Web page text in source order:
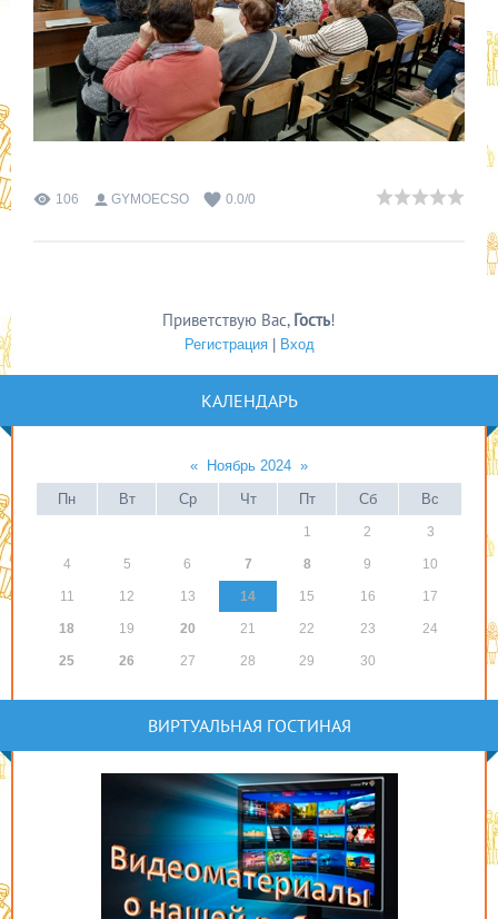
106 GYMOECSO 0.0/0
Приветствую Вас, Гость!
Регистрация| Вход
КАЛЕНДАРЬ
« Ноябрь 2024 »
Пн
Вт Ср Чт Пт Сб Вс
1 2 3
4 5 6 7 8 9 10
11 12 13 14 15 16 17
18 19 20 21 22 23 24
25 26 27 28 29 30
ВИРТУАЛЬНАЯ ГОСТИНАЯ